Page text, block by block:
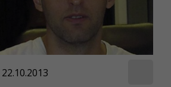
22.10.2013